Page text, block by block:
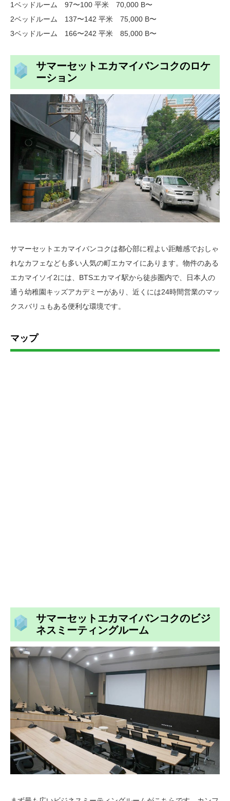
1ベッドルーム 97〜100 平米 70,000 B〜
2ベッドルーム 137〜142 平米 75,000 B〜
3ベッドルーム 166〜242 平米 85,000 B〜
サマーセットエカマイバンコクのロケ
ーション
サマーセットエカマイバンコクは都心部に程よい距離感でおしゃ
れなカフェなども多い人気の町エカマイにあります。物件のある
エカマイソイ2には、BTSエカマイ駅から徒歩圏内で、日本人の
通う幼稚園キッズアカデミーがあり、近くには24時間営業のマッ
クスバリュもある便利な環境です。
マップ
サマーセットエカマイバンコクのビジ
ネスミーティングルーム